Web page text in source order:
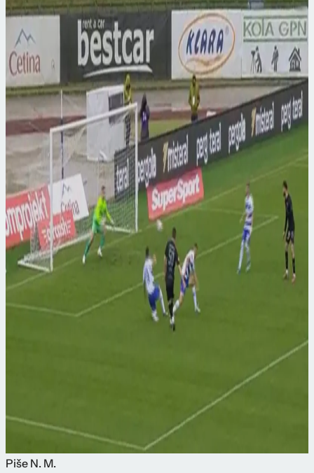
Piše N. M.